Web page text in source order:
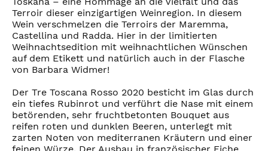
Terroir dieser einzigartigen Weinregion. In diesem
Wein verschmelzen die Terroirs der Maremma,
Castellina und Radda. Hier in der limitierten
Weihnachtsedition mit weihnachtlichen Wünschen
auf dem Etikett und natürlich auch in der Flasche
von Barbara Widmer!
Der Tre Toscana Rosso 2020 besticht im Glas durch
ein tiefes Rubinrot und verführt die Nase mit einem
betörenden, sehr fruchtbetonten Bouquet aus
reifen roten und dunklen Beeren, unterlegt mit
zarten Noten von mediterranen Kräutern und einer